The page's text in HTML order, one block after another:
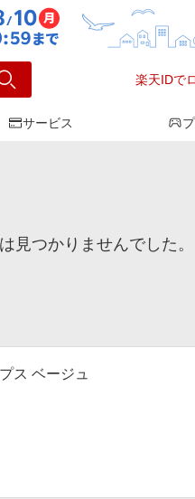
楽天IDで
サービス
見つかりませんでした。
ス ベージュ